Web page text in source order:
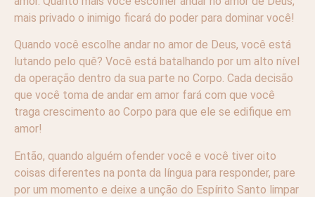
mais privado o inimigo ficará do poder para dominar você!
Quando você escolhe andar no amor de Deus, você está
lutando pelo quê? Você está batalhando por um alto nível
da operação dentro da sua parte no Corpo. Cada decisão
que você toma de andar em amor fará com que você
traga crescimento ao Corpo para que ele se edifique em
amor!
Então, quando alguém ofender você e você tiver oito
coisas diferentes na ponta da língua para responder, pare
por um momento e deixe a unção do Espírito Santo limpar